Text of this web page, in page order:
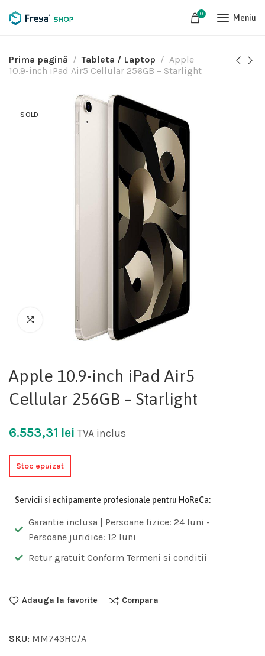
0 Meniu
Prima pagină Tableta / Laptop
Apple
10.9-inch iPad Air5 Cellular 256GB – Starlight
SOLD
Apple 10.9-inch iPad Air5
Cellular 256GB – Starlight
6.553,31 lei TVA inclus
Stoc epuizat
Servicii si echipamente profesionale pentru HoReCa:
Garantie inclusa | Persoane fizice: 24 luni -
Persoane juridice: 12 luni
Retur gratuit Conform Termeni si conditii
Adauga la favorite Compara
SKU: MM743HC/A